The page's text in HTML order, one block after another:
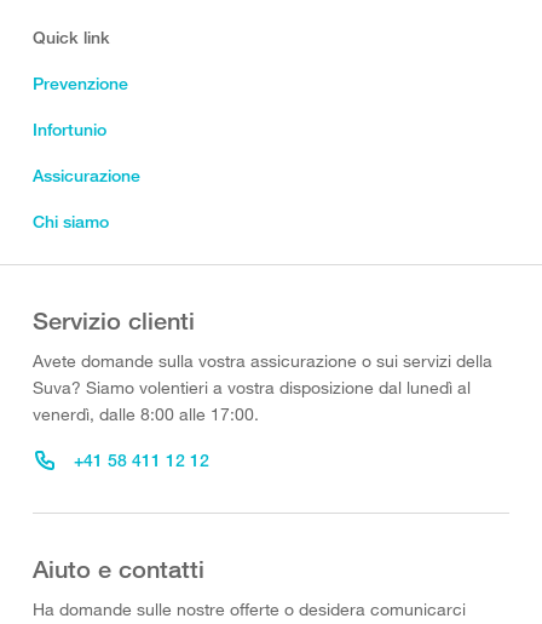
Quick link
Prevenzione
Infortunio
Assicurazione
Chi siamo
Servizio clienti
Avete domande sulla vostra assicurazione o sui servizi della
Suva? Siamo volentieri a vostra disposizione dal lunedì al
venerdì, dalle 8:00 alle 17:00.
+41 58 411 12 12
Aiuto e contatti
Ha domande sulle nostre offerte o desidera comunicarci